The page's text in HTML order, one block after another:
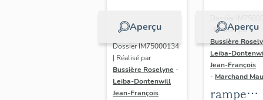
Aperçu
Dossier IM75000134
| Réalisé par
Bussière Roselyne -
Leiba-Dontenwill
Jean-François
Aperçu
| Réalisé par
Bussière
Leiba-
Jean-François
- Marchand
rampe